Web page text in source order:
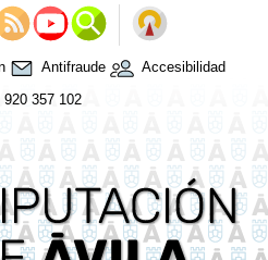
Antifraude
Accesibilidad
920 357 102